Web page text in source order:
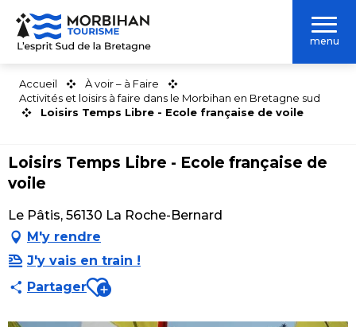
Aller
contenu
menu
Accueil
À voir – à Faire
Activités et loisirs à faire dans le Morbihan en Bretagne sud
Loisirs Temps Libre - Ecole française de voile
Loisirs Temps Libre - Ecole française de
voile
Le Pâtis, 56130 La Roche-Bernard
M'y rendre
J'y vais en train !
PartagerAjouter aux favoris